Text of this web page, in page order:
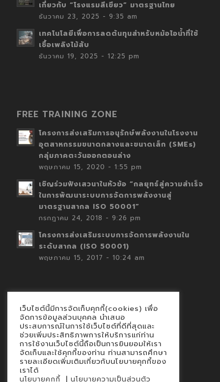
เกี่ยวกับ “โรงแรมสีเขียว” มาตรฐานไทย
ธันวาคม 23, 2025 - 9:35 am
เทคโนโลยีเพื่อการลดต้นทุนสำหรับหม้อไอน้ำที่ใช้
เชื้อเพลิงไม้สับ
ธันวาคม 19, 2025 - 12:25 pm
FREE TRAINING ZONE
โครงการส่งเสริมการอนุรักษ์พลังงานในโรงงาน
อุตสาหกรรมขนาดกลางและขนาดเล็ก (SMEs)
กลุ่มภาคตะวันออกตอนล่าง
พฤษภาคม 15, 2020 - 1:55 pm
เชิญร่วมฟังเสวนาในหัวข้อ “กลยุทธ์สู่ความสำเร็จ
ในการพัฒนาระบบการจัดการพลังงานสู่
มาตรฐานสากล ISO 50001”
กรกฎาคม 24, 2018 - 9:26 pm
โครงการส่งเสริมระบบการจัดการพลังงานใน
ระดับสากล (ISO 50001)
พฤษภาคม 15, 2017 - 10:24 am
Contact
นโยบายคุกกี้
นโยบายข้อมูลส่วนบุคคล
เว็บไซต์นี้มีการจัดเก็บคุกกี้(cookies) เพื่อ
จัดการข้อมูลส่วนบุคคล นำเสนอ
ประสบการณ์ในการใช้เว็บไซต์ที่ดีที่สุดและ
ช่วยเพิ่มประสิทธิภาพการให้บริการแก่ท่าน
การใช้งานเว็บไซต์นี้ถือเป็นการยินยอมให้เรา
จัดเก็บและใช้คุกกี้ของท่าน ท่านสามารถศึกษา
รายละเอียดเพิ่มเติมเกี่ยวกับนโยบายคุกกี้ของ
เราได้
นโยบายคุกกี้ | นโยบายความเป็นส่วนตัว